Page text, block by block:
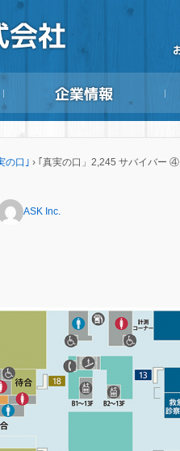
の口｣ › ｢真実の口」2,245 サバイバー ④
ASK Inc.